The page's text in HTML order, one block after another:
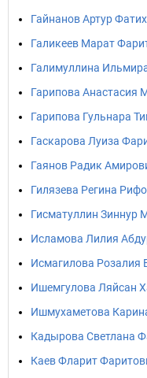
Гайнанов Артур
Галикеев Марат
Галимуллина
Гарипова Анастасия
Гарипова Гульнара
Гаскарова Луиза
Гаянов Радик
Гилязева Регина
Гисматуллин Зиннур
Исламова Лилия
Исмагилова Розалия
Ишемгулова Ляйсан
Ишмухаметова
Кадырова Светлана
Каев Фларит